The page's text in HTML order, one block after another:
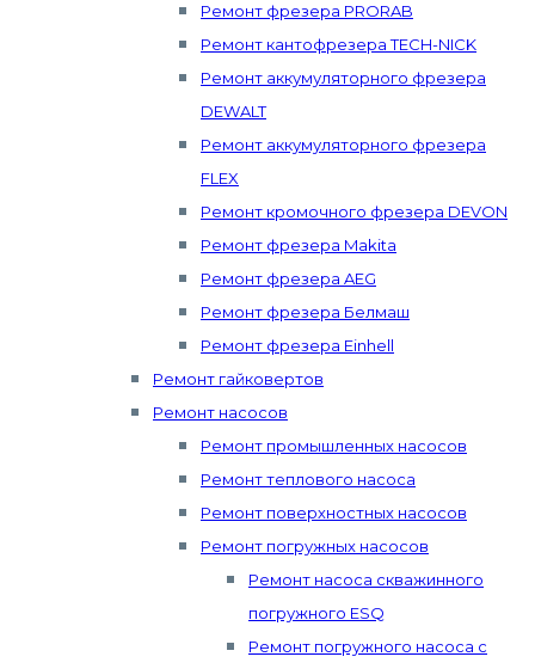
Ремонт фрезера PRORAB
Ремонт кантофрезера TECH-NICK
Ремонт аккумуляторного фрезера
DEWALT
Ремонт аккумуляторного фрезера
FLEX
Ремонт кромочного фрезера DEVON
Ремонт фрезера Makita
Ремонт фрезера AEG
Ремонт фрезера Белмаш
Ремонт фрезера Einhell
Ремонт гайковертов
Ремонт насосов
Ремонт промышленных насосов
Ремонт теплового насоса
Ремонт поверхностных насосов
Ремонт погружных насосов
Ремонт насоса скважинного
погружного ESQ
Ремонт погружного насоса с